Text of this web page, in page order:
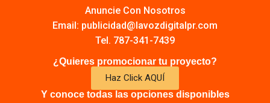
Anuncie Con Nosotros
Email: publicidad@lavozdigitalpr.com
Tel. 787-341-7439
¿Quieres promocionar tu proyecto?
Haz Click AQUÍ
Y conoce todas las opciones disponibles